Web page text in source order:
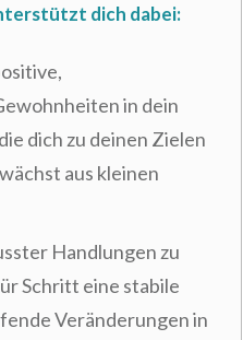
dich dabei:
in dein
dich zu deinen Zielen
aus kleinen
Handlungen zu
Schritt eine stabile
Veränderungen in